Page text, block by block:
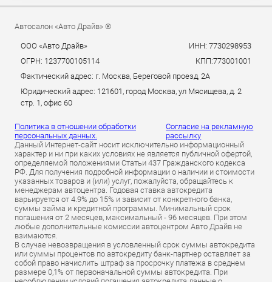
Автосалон «Авто Драйв» ®
ООО «Авто Драйв»
ИНН: 7730298953
ОГРН: 1237700105114
КПП:773001001
Фактический адрес: г. Москва, Береговой проезд, 2А
Юридический адрес: 121601, город Москва, ул Мясищева, д. 2
стр. 1, офис 60
Политика в отношении обработки
персональных данных.
Согласие на рекламную
рассылку
Данный Интернет-сайт носит исключительно информационный
характер и ни при каких условиях не является публичной офертой,
определяемой положениями Статьи 437 Гражданского кодекса
РФ. Для получения подробной информации о наличии и стоимости
указанных товаров и (или) услуг, пожалуйста, обращайтесь к
менеджерам автоцентра. Годовая ставка автокредита
варьируется от 4.9% до 15% и зависит от конкретного банка,
суммы займа и кредитной программы. Минимальный срок
погашения от 2 месяцев, максимальный - 96 месяцев. При этом
любые дополнительные комиссии автоцентром Авто Драйв не
взимаются.
В случае невозвращения в условленный срок суммы автокредита
или суммы процентов по автокредиту банк-партнер оставляет за
собой право начислить штраф за просрочку платежа в среднем
размере 0,1% от первоначальной суммы автокредита. При